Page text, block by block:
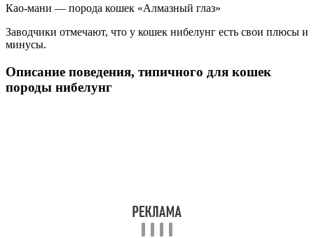
Као-мани — порода кошек «Алмазный глаз»
Заводчики отмечают, что у кошек нибелунг есть свои плюсы и
минусы.
Описание поведения, типичного для кошек
породы нибелунг